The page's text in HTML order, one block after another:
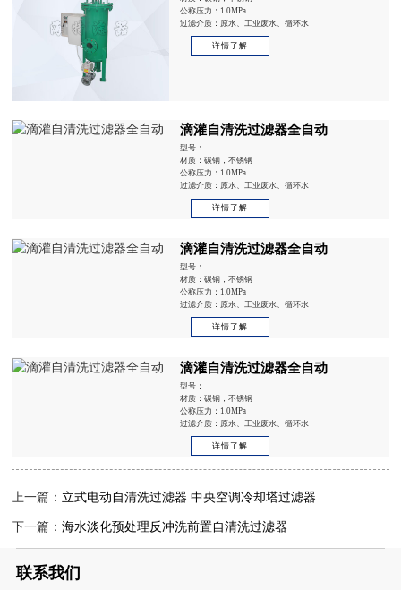
公称压力：1.0MPa
过滤介质：原水、工业废水、循环水
详情了解
滴灌自清洗过滤器全自动
型号：
材质：碳钢，不锈钢
公称压力：1.0MPa
过滤介质：原水、工业废水、循环水
详情了解
滴灌自清洗过滤器全自动
型号：
材质：碳钢，不锈钢
公称压力：1.0MPa
过滤介质：原水、工业废水、循环水
详情了解
滴灌自清洗过滤器全自动
型号：
材质：碳钢，不锈钢
公称压力：1.0MPa
过滤介质：原水、工业废水、循环水
详情了解
上一篇： 立式电动自清洗过滤器 中央空调冷却塔过滤器
下一篇：海水淡化预处理反冲洗前置自清洗过滤器
联系我们